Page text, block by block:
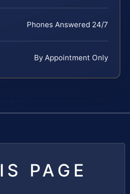
Phones Answered 24/7
By Appointment Only
PAGE